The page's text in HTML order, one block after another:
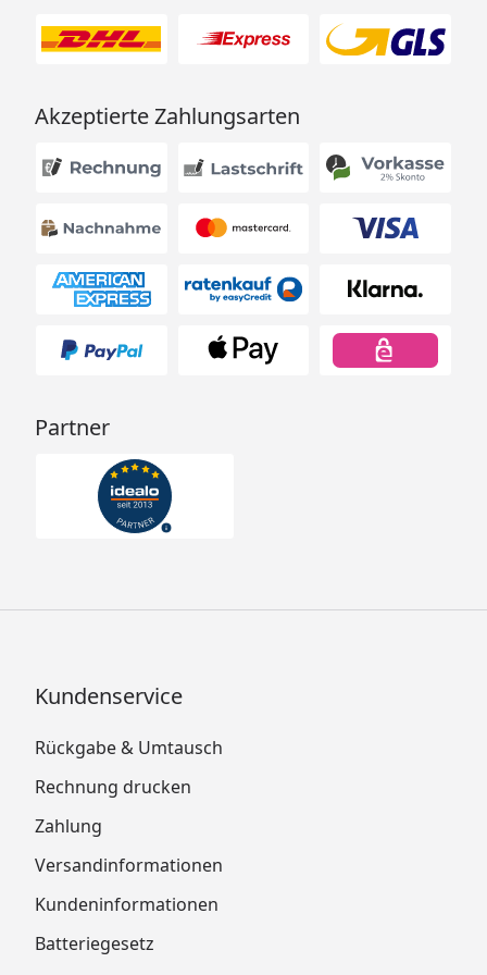
ausgesprochen langlebige Investition. Das System
kann über den FM-Master WLAN gesteuert werden
Smartphone oder Tablet bedienen. So können Sie
gemütlich bei Ihren Gästen am Tisch sitzen bleiben
und haben alles souverän im Griff.
Akzeptierte Zahlungsarten
Partner
Kundenservice
Rückgabe & Umtausch
Rechnung drucken
Zahlung
Versandinformationen
Kundeninformationen
Batteriegesetz